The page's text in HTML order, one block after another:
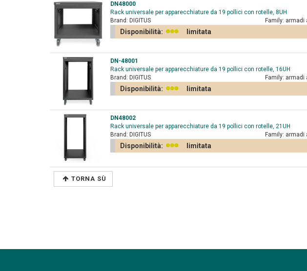
DN48000
Rack universale per apparecchiature da 19 pollici con rotelle, 8UH
Brand: DIGITUS Family: armadi
Disponibilità: limitata
DN-48001
Rack universale per apparecchiature da 19 pollici con rotelle, 16UH
Brand: DIGITUS Family: armadi
Disponibilità: limitata
DN48002
Rack universale per apparecchiature da 19 pollici con rotelle, 21UH
Brand: DIGITUS Family: armadi
Disponibilità: limitata
TORNA SÙ